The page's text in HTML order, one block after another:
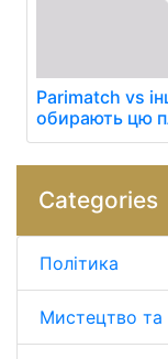
Parimatch vs
обирають цю
Categories
Політика
Мистецтво та